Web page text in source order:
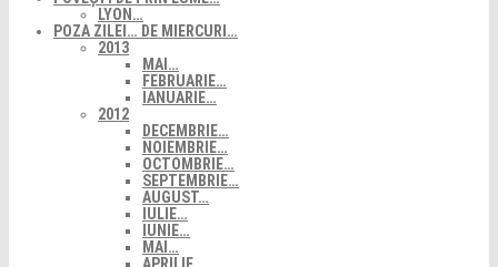
LYON…
POZA ZILEI… DE MIERCURI…
2013
MAI…
FEBRUARIE…
IANUARIE…
2012
DECEMBRIE…
NOIEMBRIE…
OCTOMBRIE…
SEPTEMBRIE…
AUGUST…
IULIE…
IUNIE…
MAI…